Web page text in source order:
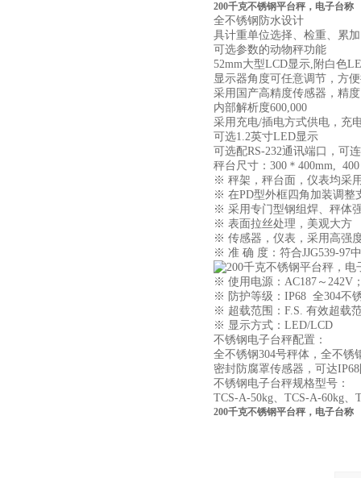
200千克不锈钢平台秤，电子台称
全不锈钢防水设计
具计重单位选择、检重、累
可选参数的动物秤功能
52mm大型LCD显示,附白色
显示器角度可任意调节，
采用国产高精度传感器，精
内部解析度600,000
采用充电/插电方式供电，充
可选1.2英寸LED显示
可选配RS-232通讯端口，可
秤台尺寸：300＊400mm,
※ 秤架，秤台面，仪表均采
※ 在PD型外框四角加装调整
※ 采用专门型钢组焊、秤体
※ 表面拉丝处理，美观大方
※ 传感器，仪表，采用高强
※ 准 确 度：符合JJG539-97
※ 使用电源：AC187～242V
※ 防护等级：IP68 全304不
※ 超载范围：F.S. 有效超载
※ 显示方式：LED/LCD
不锈钢电子台秤配置：
全不锈钢304号秤体，全不锈
密封防腐罩传感器，可达
不锈钢电子台秤规格型号：
TCS-A-50kg、TCS-A-60kg、
200千克不锈钢平台秤，电子台称